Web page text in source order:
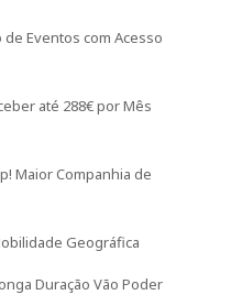
Eventos com Acesso
até 288€ por Mês
Maior Companhia de
Geográfica
Duração Vão Poder